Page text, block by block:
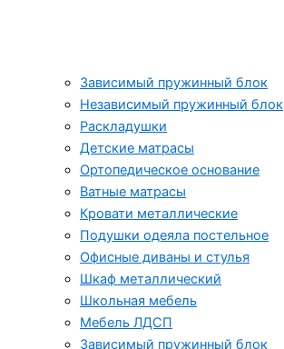
Зависимый пружинный блок
Независимый пружинный блок
Раскладушки
Детские матрасы
Ортопедическое основание
Ватные матрасы
Кровати металлические
Подушки одеяла постельное
Офисные диваны и стулья
Шкаф металлический
Школьная мебель
Мебель ЛДСП
Зависимый пружинный блок